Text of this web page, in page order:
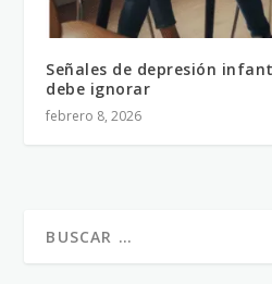
Señales de depresión
debe ignorar
febrero 8, 2026